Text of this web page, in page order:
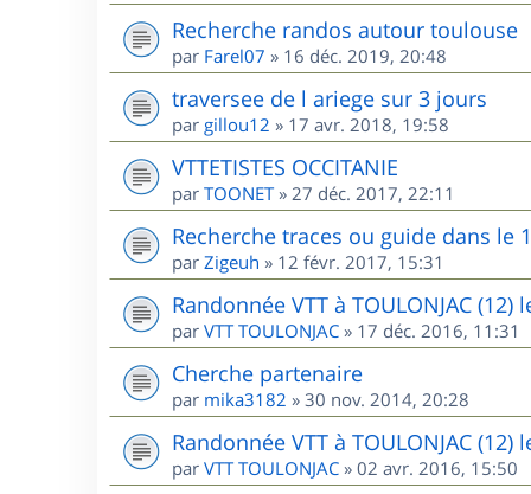
Recherche randos autour toulouse
par Farel07 » 16 déc. 2019, 20:48
traversee de l ariege sur 3 jours
par gillou12 » 17 avr. 2018, 19:58
VTTETISTES OCCITANIE
par TOONET» 27 déc. 2017, 22:11
Recherche traces ou guide dans le
par Zigeuh » 12 févr. 2017, 15:31
Randonnée VTT à TOULONJAC (12)
par VTT TOULONJAC » 17 déc. 2016, 11:31
Cherche partenaire
par mika3182 » 30 nov. 2014, 20:28
Randonnée VTT à TOULONJAC (12)
par VTT TOULONJAC » 02 avr. 2016, 15:50